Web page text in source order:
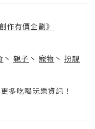
作有價企劃》
丶 親子 丶 寵物 丶 扮靚
多吃喝玩樂資訊！